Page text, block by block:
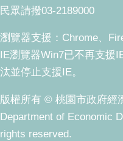
民眾請撥03-2189000
瀏覽器支援：Chrome、
IE瀏覽器Win7已不再支援
汰並停止支援IE。
版權所有 © 桃園市政府經
Department of Economic
rights reserved.